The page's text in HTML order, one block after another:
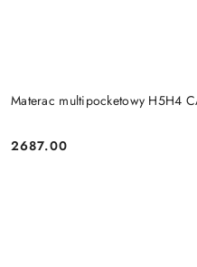
Materac multipocketowy H5H4
Cena:
2687.00